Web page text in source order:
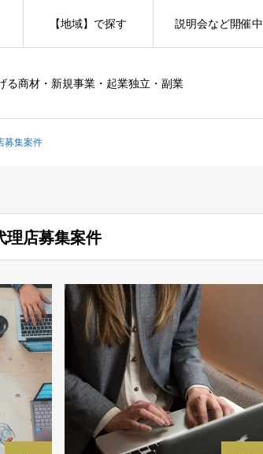
る商材・新規事業・起業独立・副業
【地域】で探す 説明会など開催中
募集案件
理店募集案件